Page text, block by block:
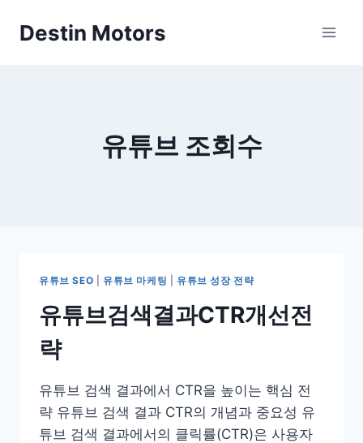
Destin Motors
유튜브 조회수
유튜브 SEO 유튜브 마케팅 유튜브 성장 전략
유튜브검색결과CTR개선전
략
유튜브 검색 결과에서 CTR을 높이는 핵심 전
략 유튜브 검색 결과 CTR의 개념과 중요성 유
튜브 검색 결과에서의 클릭률(CTR)은 사용자